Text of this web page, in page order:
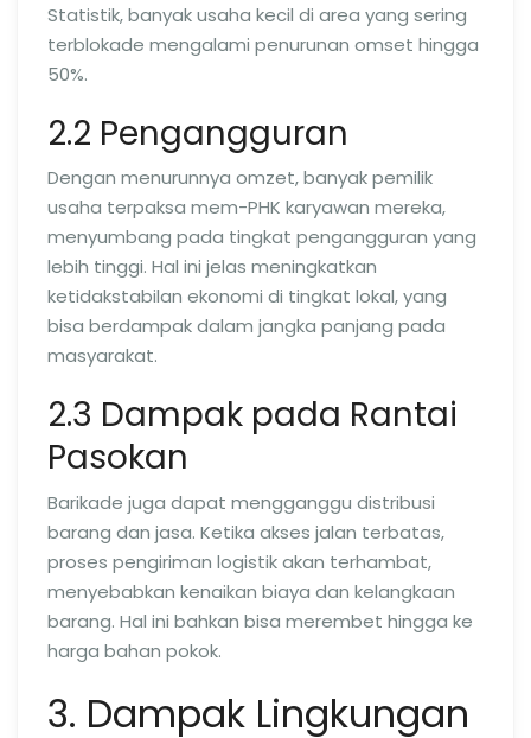
Statistik, banyak usaha kecil di area yang sering
terblokade mengalami penurunan omset hingga
50%.
2.2 Pengangguran
Dengan menurunnya omzet, banyak pemilik
usaha terpaksa mem-PHK karyawan mereka,
menyumbang pada tingkat pengangguran yang
lebih tinggi. Hal ini jelas meningkatkan
ketidakstabilan ekonomi di tingkat lokal, yang
bisa berdampak dalam jangka panjang pada
masyarakat.
2.3 Dampak pada Rantai
Pasokan
Barikade juga dapat mengganggu distribusi
barang dan jasa. Ketika akses jalan terbatas,
proses pengiriman logistik akan terhambat,
menyebabkan kenaikan biaya dan kelangkaan
barang. Hal ini bahkan bisa merembet hingga ke
harga bahan pokok.
3. Dampak Lingkungan